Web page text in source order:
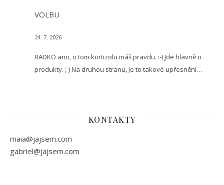
VOLBU
24. 7. 2026
RADKO ano, o tom kortizolu máš pravdu. :-) Jde hlavně o
produkty. ;-) Na druhou stranu, je to takové upřesnění…
KONTAKTY
maia@jajsem.com
gabriel@jajsem.com